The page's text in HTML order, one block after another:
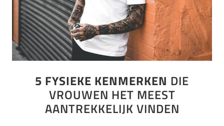
5 FYSIEKE KENMERKEN DIE
VROUWEN HET MEEST
AANTREKKELIJK VINDEN